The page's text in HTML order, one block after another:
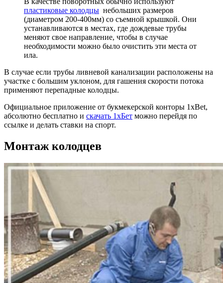
пластиковые колодцы небольших размеров
(диаметром 200-400мм) со съемной крышкой. Они
устанавливаются в местах, где дождевые трубы
меняют свое направление, чтобы в случае
необходимости можно было очистить эти места от
ила.
В случае если трубы ливневой канализации расположены на
участке с большим уклоном, для гашения скорости потока
применяют перепадные колодцы.
Официальное приложение от букмекерской конторы 1xBet,
абсолютно бесплатно и скачать 1хБет можно перейдя по
ссылке и делать ставки на спорт.
Монтаж колодцев